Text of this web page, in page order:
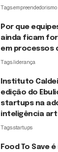
Tags:empreendedorismo
Por que
ainda ficam
em processos
Tags:liderança
Instituto
edição do
startups na
inteligência
Tags:startups
Food To Save